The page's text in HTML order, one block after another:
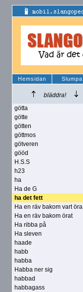
Hemsidan Slumpa
bläddra!
götta
götte
götten
göttmos
götveren
gööd
H.S.S
h23
ha
Ha de G
ha det fett
Ha en räv bakom vart öra
Ha en räv bakom örat
Ha ribba på
Ha sleven
haade
habb
habba
Habba ner sig
habbad
habbagass